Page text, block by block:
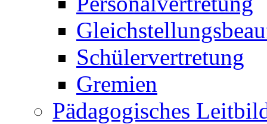
Schülervertretung
Gremien
Pädagogisches